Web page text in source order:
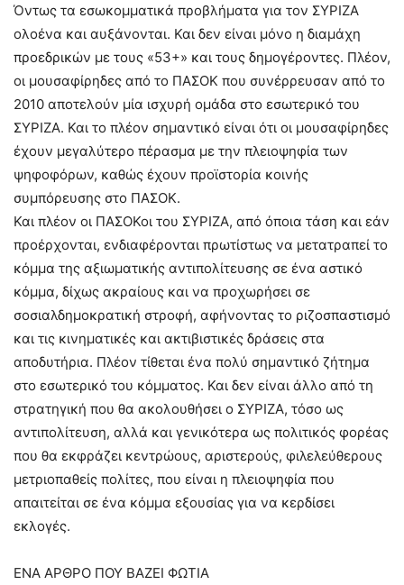
Όντως τα εσωκομματικά προβλήματα για τον ΣΥΡΙΖΑ
ολοένα και αυξάνονται. Και δεν είναι μόνο η διαμάχη
προεδρικών με τους «53+» και τους δημογέροντες. Πλέον,
οι μουσαφίρηδες από το ΠΑΣΟΚ που συνέρρευσαν από το
2010 αποτελούν μία ισχυρή ομάδα στο εσωτερικό του
ΣΥΡΙΖΑ. Και το πλέον σημαντικό είναι ότι οι μουσαφίρηδες
έχουν μεγαλύτερο πέρασμα με την πλειοψηφία των
ψηφοφόρων, καθώς έχουν προϊστορία κοινής
συμπόρευσης στο ΠΑΣΟΚ.
Και πλέον οι ΠΑΣΟΚοι του ΣΥΡΙΖΑ, από όποια τάση και εάν
προέρχονται, ενδιαφέρονται πρωτίστως να μετατραπεί το
κόμμα της αξιωματικής αντιπολίτευσης σε ένα αστικό
κόμμα, δίχως ακραίους και να προχωρήσει σε
σοσιαλδημοκρατική στροφή, αφήνοντας το ριζοσπαστισμό
και τις κινηματικές και ακτιβιστικές δράσεις στα
αποδυτήρια. Πλέον τίθεται ένα πολύ σημαντικό ζήτημα
στο εσωτερικό του κόμματος. Και δεν είναι άλλο από τη
στρατηγική που θα ακολουθήσει ο ΣΥΡΙΖΑ, τόσο ως
αντιπολίτευση, αλλά και γενικότερα ως πολιτικός φορέας
που θα εκφράζει κεντρώους, αριστερούς, φιλελεύθερους
μετριοπαθείς πολίτες, που είναι η πλειοψηφία που
απαιτείται σε ένα κόμμα εξουσίας για να κερδίσει
εκλογές.
ΕΝΑ ΑΡΘΡΟ ΠΟΥ ΒΑΖΕΙ ΦΩΤΙΑ